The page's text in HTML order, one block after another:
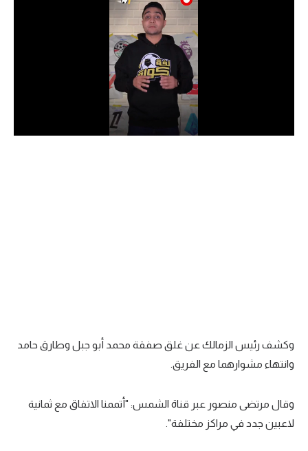
الدوري السعودي للمحترفين
سعودي في الجول
الدوري الإسباني
وكشف رئيس الزمالك عن غلق صفقة محمد أبو جبل وطارق حامد
وانتهاء مشوارهما مع الفريق.
وقال مرتضى منصور عبر قناة الشمس: "أتممنا الاتفاق مع ثمانية
لاعبين جدد في مراكز مختلفة".